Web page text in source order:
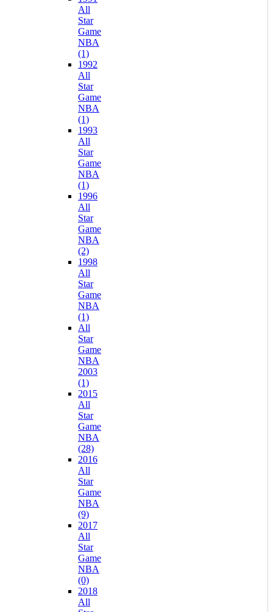
All
Star
Game
NBA
(1)
1992
All
Star
Game
NBA
(1)
1993
All
Star
Game
NBA
(1)
1996
All
Star
Game
NBA
(2)
1998
All
Star
Game
NBA
(1)
All
Star
Game
NBA
2003
(1)
2015
All
Star
Game
NBA
(28)
2016
All
Star
Game
NBA
(9)
2017
All
Star
Game
NBA
(0)
2018
All